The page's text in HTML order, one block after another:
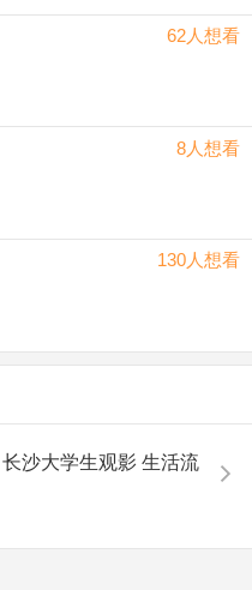
职 ，并参与了《快乐老友记
广播电视总台春节联欢晚
62人想看
8人想看
130人想看
长沙大学生观影 生活流